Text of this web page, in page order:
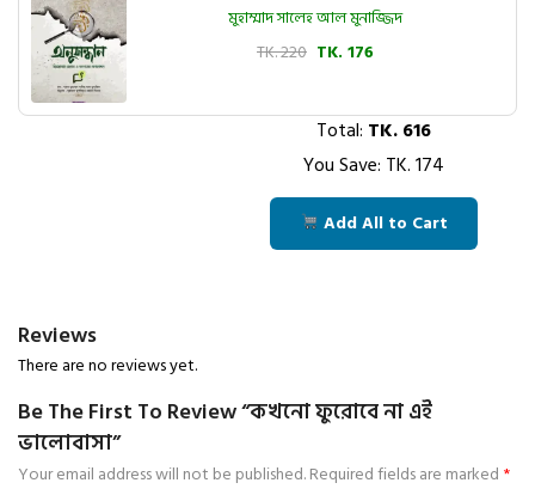
মুহাম্মাদ সালেহ আল মুনাজ্জিদ
TK. 220 TK. 176
Total: TK.616
You Save: TK.174
Add All to Cart
Reviews
There are no reviews yet.
Be The First To Review “কখনো ফুরোবে না এই
ভালোবাসা”
Your email address will not be published.Required fields are marked *